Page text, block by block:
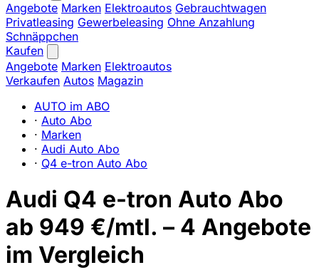
Angebote Marken Elektroautos Gebrauchtwagen
Privatleasing Gewerbeleasing Ohne Anzahlung
Schnäppchen
Kaufen
Angebote Marken Elektroautos
Verkaufen Autos Magazin
AUTO im ABO
· Auto Abo
· Marken
· Audi Auto Abo
· Q4 e-tron Auto Abo
Audi Q4 e-tron Auto Abo
ab 949 €/mtl. – 4 Angebote
im Vergleich